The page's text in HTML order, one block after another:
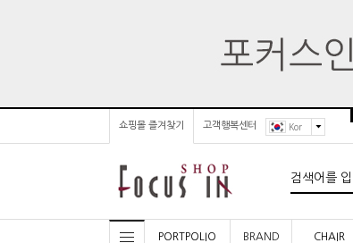
쇼핑몰 즐겨찾기 고객행복센터 Kor
PORTPOLIO BRAND CHAIR